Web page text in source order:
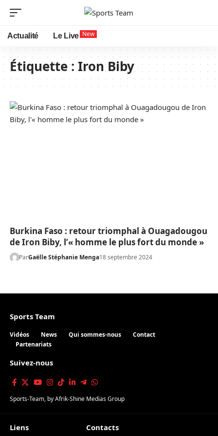
Actualité Le Live New
Étiquette :Iron Biby
Burkina Faso : retour triomphal à Ouagadougou
de Iron Biby, l’« homme le plus fort du monde »
ParGaëlle Stéphanie Menga18 septembre 2024
Sports Team
Vidéos News Qui sommes-nous
Contact
Partenariats
Suivez-nous
Sports-Team, byAfrik-Shine Medias Group
Liens Contacts